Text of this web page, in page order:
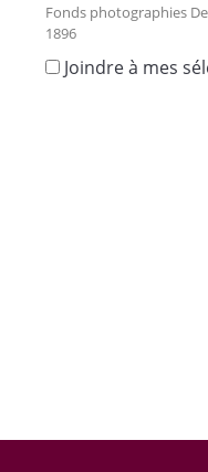
Fonds photographies
1896
Joindre à mes